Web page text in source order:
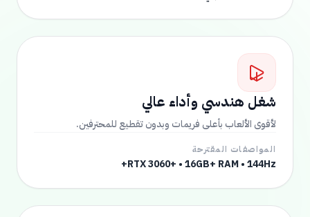
شغل هندسي وأداء عالي
لأقوى الألعاب بأعلى فريمات وبدون تقطيع للمحترفين.
المواصفات المقترحة
RTX 3060+ • 16GB+ RAM • 144Hz+